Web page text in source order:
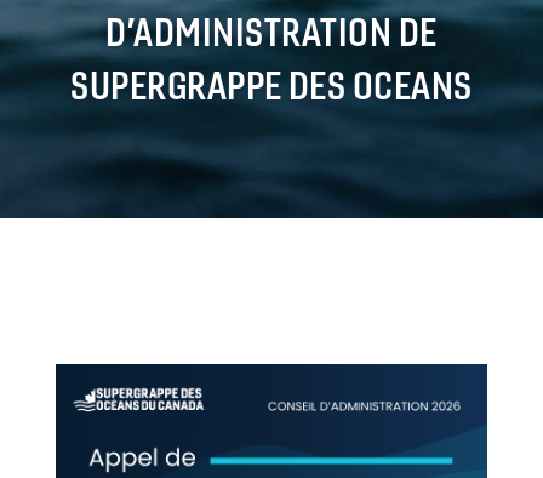
D’ADMINISTRATION DE
SUPERGRAPPE DES OCEANS